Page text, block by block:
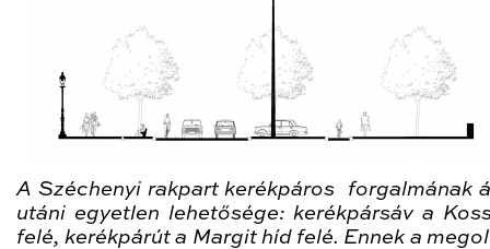
A Széchenyi rakpart kerékpáros forgalmának
utáni egyetlen lehetősége: kerékpársáv a
felé, kerékpárút a Margit híd felé. Ennek a